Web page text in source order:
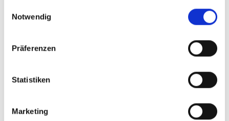
Notwendig
Präferenzen
Statistiken
Marketing
Du hast erste praktische Erfahrungen im Online /
Optimierung
Das bieten wir
Flexible Arbeitszeiten